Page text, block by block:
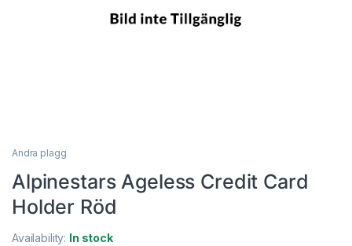
Andra plagg
Alpinestars Ageless Credit Card
Holder Röd
Availability: In stock